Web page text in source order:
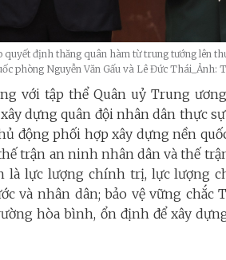
định thăng quân hàm từ trung tướng lên
phòng Nguyễn Văn Gấu và Lê Đức Thái_Ảnh:
với tập thể Quân uỷ Trung
dựng quân đội nhân dân thực
động phối hợp xây dựng nền
trận an ninh nhân dân và thế
là lực lượng chính trị, lực lượng
và nhân dân; bảo vệ vững chắc
hòa bình, ổn định để xây